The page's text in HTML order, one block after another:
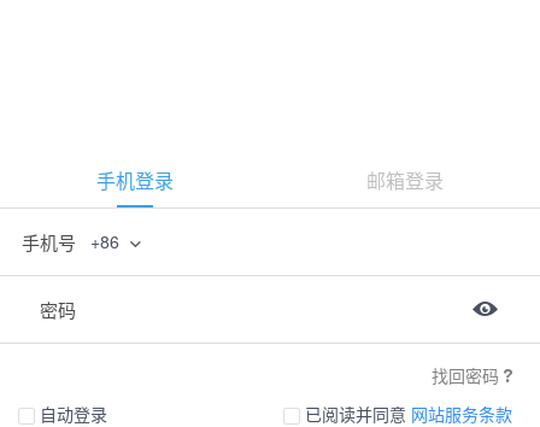
手机登录 邮箱登录
手机号 +86
密码
找回密码
自动登录
已阅读并同意 网站服务条款